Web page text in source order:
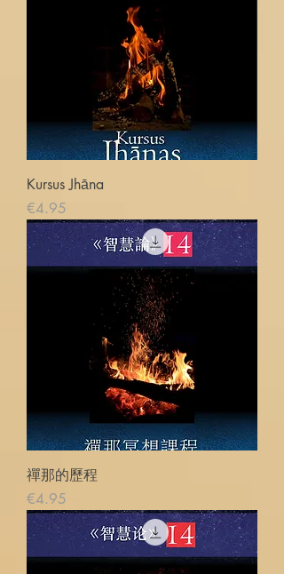
Kursus Jhāna
価格
€4.95
禪那的歷程
価格
€4.95